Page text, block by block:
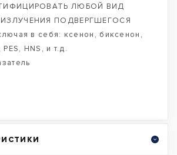
ЛЮБОЙ ВИД
ПОДВЕРГШЕГОСЯ
в себя: ксенон, биксенон,
HNS, и т.д.